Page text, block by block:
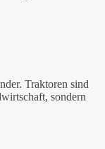
Traktoren sind
sondern